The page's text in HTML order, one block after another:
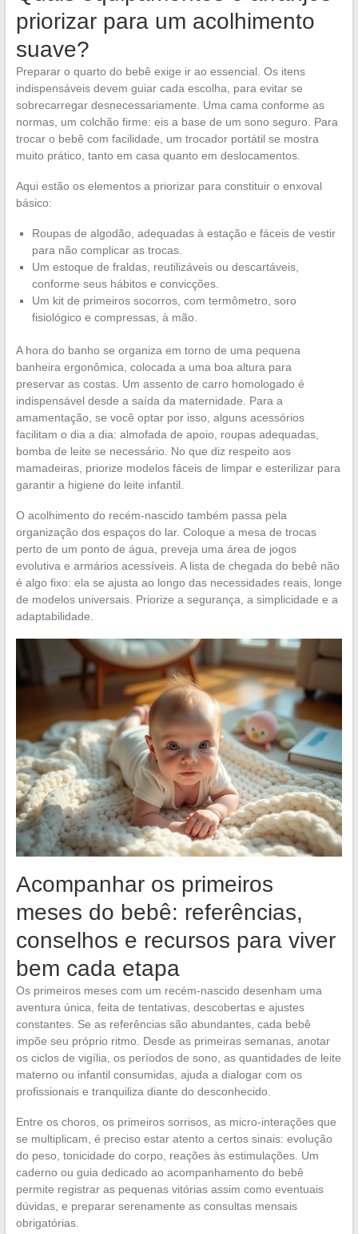
priorizar para um acolhimento
suave?
Preparar o quarto do bebê exige ir ao essencial. Os itens
indispensáveis devem guiar cada escolha, para evitar se
sobrecarregar desnecessariamente. Uma cama conforme as
normas, um colchão firme: eis a base de um sono seguro. Para
trocar o bebê com facilidade, um trocador portátil se mostra
muito prático, tanto em casa quanto em deslocamentos.
Aqui estão os elementos a priorizar para constituir o enxoval
básico:
Roupas de algodão, adequadas à estação e fáceis de vestir
para não complicar as trocas.
Um estoque de fraldas, reutilizáveis ou descartáveis,
conforme seus hábitos e convicções.
Um kit de primeiros socorros, com termômetro, soro
fisiológico e compressas, à mão.
A hora do banho se organiza em torno de uma pequena
banheira ergonômica, colocada a uma boa altura para
preservar as costas. Um assento de carro homologado é
indispensável desde a saída da maternidade. Para a
amamentação, se você optar por isso, alguns acessórios
facilitam o dia a dia: almofada de apoio, roupas adequadas,
bomba de leite se necessário. No que diz respeito aos
mamadeiras, priorize modelos fáceis de limpar e esterilizar para
garantir a higiene do leite infantil.
O acolhimento do recém-nascido também passa pela
organização dos espaços do lar. Coloque a mesa de trocas
perto de um ponto de água, preveja uma área de jogos
evolutiva e armários acessíveis. A lista de chegada do bebê não
é algo fixo: ela se ajusta ao longo das necessidades reais, longe
de modelos universais. Priorize a segurança, a simplicidade e a
adaptabilidade.
Acompanhar os primeiros
meses do bebê: referências,
conselhos e recursos para viver
bem cada etapa
Os primeiros meses com um recém-nascido desenham uma
aventura única, feita de tentativas, descobertas e ajustes
constantes. Se as referências são abundantes, cada bebê
impõe seu próprio ritmo. Desde as primeiras semanas, anotar
os ciclos de vigília, os períodos de sono, as quantidades de leite
materno ou infantil consumidas, ajuda a dialogar com os
profissionais e tranquiliza diante do desconhecido.
Entre os choros, os primeiros sorrisos, as micro-interações que
se multiplicam, é preciso estar atento a certos sinais: evolução
do peso, tonicidade do corpo, reações às estimulações. Um
caderno ou guia dedicado ao acompanhamento do bebê
permite registrar as pequenas vitórias assim como eventuais
dúvidas, e preparar serenamente as consultas mensais
obrigatórias.